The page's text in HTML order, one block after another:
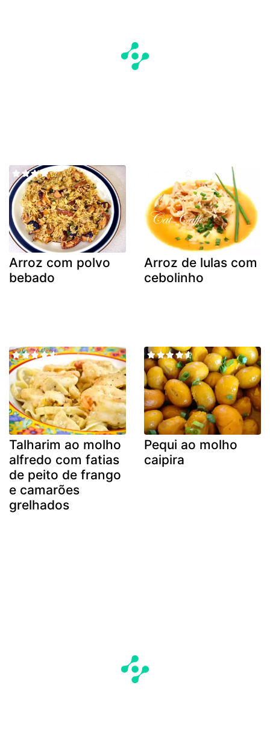
Arroz com polvo
bebado
Arroz de lulas com
cebolinho
Talharim ao molho
alfredo com fatias
de peito de frango
e camarões
grelhados
Pequi ao molho
caipira